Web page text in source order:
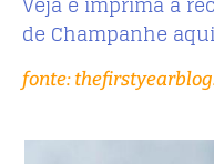
de Champanhe
fonte: